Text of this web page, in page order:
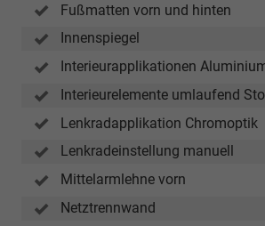
S-
Fußmatten vorn und hinten
Innenspiegel
Interieurapplikationen
Interieurelemente umlaufend
Lenkradapplikation Chromoptik
Lenkradeinstellung manuell
Mittelarmlehne vorn
Netztrennwand